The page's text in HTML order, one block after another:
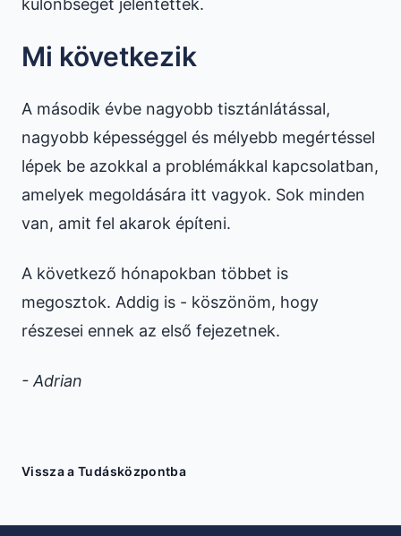
különbséget jelentettek.
Mi következik
A második évbe nagyobb tisztánlátással,
nagyobb képességgel és mélyebb megértéssel
lépek be azokkal a problémákkal kapcsolatban,
amelyek megoldására itt vagyok. Sok minden
van, amit fel akarok építeni.
A következő hónapokban többet is
megosztok. Addig is - köszönöm, hogy
részesei ennek az első fejezetnek.
- Adrian
Vissza a Tudásközpontba